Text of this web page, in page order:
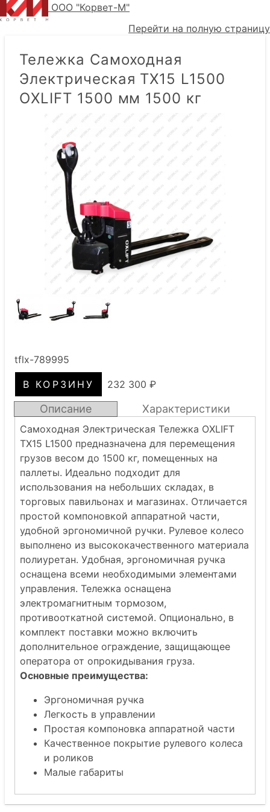
ООО "Корвет-М"
Перейти на полную страницу
Тележка Самоходная
Электрическая TX15 L1500
OXLIFT 1500 мм 1500 кг
tflx-789995
232 300 ₽
Описание
Самоходная Электрическая Тележка OXLIFT
TX15 L1500 предназначена для перемещения
грузов весом до 1500 кг, помещенных на
паллеты. Идеально подходит для
использования на небольших складах, в
торговых павильонах и магазинах. Отличается
простой компоновкой аппаратной части,
удобной эргономичной ручки. Рулевое колесо
выполнено из высококачественного материала
полиуретан. Удобная, эргономичная ручка
оснащена всеми необходимыми элементами
управления. Тележка оснащена
электромагнитным тормозом,
противооткатной системой. Опционально, в
комплект поставки можно включить
дополнительное ограждение, защищающее
оператора от опрокидывания груза.
Основные преимущества:
Эргономичная ручка
Легкость в управлении
Простая компоновка аппаратной части
Качественное покрытие рулевого колеса
и роликов
Малые габариты
Характеристики